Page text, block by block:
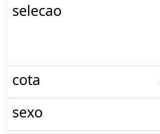
selecao
cota
sexo